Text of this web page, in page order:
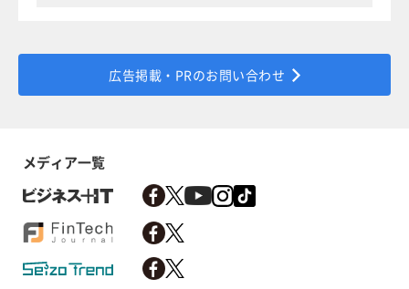
広告掲載・PRのお問い合わせ
メディア一覧